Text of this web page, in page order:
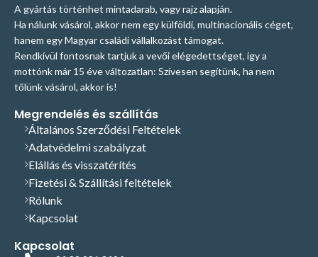
A gyártás történhet mintadarab, vagy rajz alapján.
Ha nálunk vásárol, akkor nem egy külföldi, multinacionális céget,
hanem egy Magyar családi vállalkozást támogat.
Rendkívül fontosnak tartjuk a vevői elégedettséget, így a
mottónk már 15 éve változatlan: Szívesen segítünk, ha nem
tőlünk vásárol, akkor is!
Megrendelés és szállítás
Általános Szerződési Feltételek
Adatvédelmi szabályzat
Elállás és visszatérítés
Fizetési & Szállítási feltételek
Rólunk
Kapcsolat
Kapcsolat